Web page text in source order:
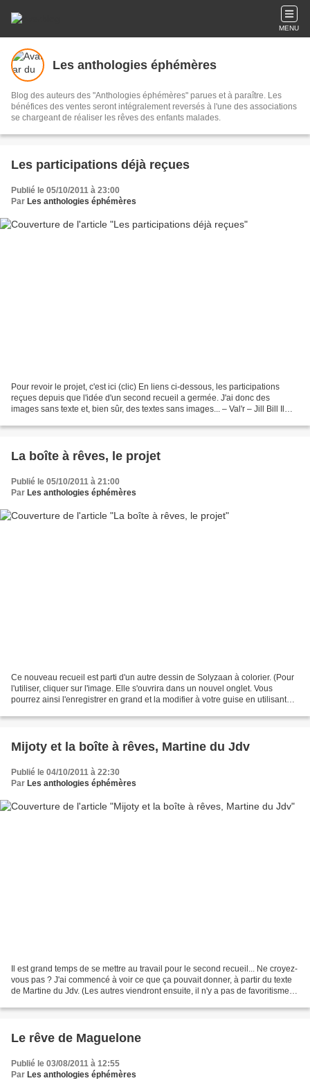
MENU
Les anthologies éphémères
Blog des auteurs des "Anthologies éphémères" parues et à paraître. Les
bénéfices des ventes seront intégralement reversés à l'une des associations
se chargeant de réaliser les rêves des enfants malades.
Les participations déjà reçues
Publié le 05/10/2011 à 23:00
Par Les anthologies éphémères
Pour revoir le projet, c'est ici (clic) En liens ci-dessous, les participations
reçues depuis que l'idée d'un second recueil a germée. J'ai donc des
images sans texte et, bien sûr, des textes sans images... – Val'r – Jill Bill Il
La boîte à rêves, le projet
Publié le 05/10/2011 à 21:00
Par Les anthologies éphémères
Ce nouveau recueil est parti d'un autre dessin de Solyzaan à colorier. (Pour
l'utiliser, cliquer sur l'image. Elle s'ouvrira dans un nouvel onglet. Vous
pourrez ainsi l'enregistrer en grand et la modifier à votre guise en utilisant
Mijoty et la boîte à rêves, Martine du Jdv
Publié le 04/10/2011 à 22:30
Par Les anthologies éphémères
Il est grand temps de se mettre au travail pour le second recueil... Ne croyez-
vous pas ? J'ai commencé à voir ce que ça pouvait donner, à partir du texte
de Martine du Jdv. (Les autres viendront ensuite, il n'y a pas de favoritisme,
Le rêve de Maguelone
Publié le 03/08/2011 à 12:55
Par Les anthologies éphémères